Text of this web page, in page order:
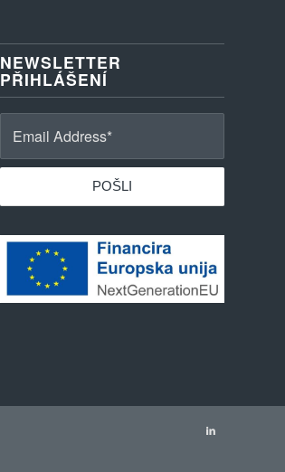
NEWSLETTER
PŘIHLÁŠENÍ